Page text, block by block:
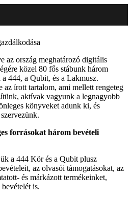
az ország meghatározó digitális
közel 80 fős stábunk három
444, a Qubit, és a Lakmusz.
írott tartalom, ami mellett rengeteg
aktívak vagyunk a legnagyobb
könyveket adunk ki, és
forrásokat három bevételi
a 444 Kör és a Qubit plusz
az olvasói támogatásokat, az
és márkázott termékeinket,
is.